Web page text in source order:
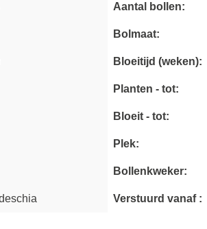
Aantal bollen:
Bolmaat:
Bloeitijd (weken):
Planten - tot:
Bloeit - tot:
Plek:
Bollenkweker:
Verstuurd vanaf :
een flinke dosis inspiratie en tips van